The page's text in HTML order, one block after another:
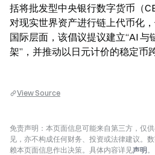
括将批发型中央银行数字货币（
对现实世界资产进行链上代币化
国际层面，该倡议提议建立“AI
架”，并推动以日元计价的稳定币
View Source
免责声明：本页面信息可能来自第三方，仅
见，亦不构成任何财务、投资或法律建议。
赖本页面信息作出决策。具体内容详见声明。